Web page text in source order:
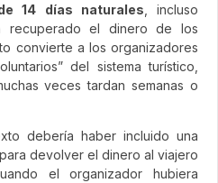
14 días naturales , incluso
recuperado el dinero de los
convierte a los organizadores
del sistema turístico,
veces tardan semanas o
debería haber incluido una
devolver el dinero al viajero
el organizador hubiera